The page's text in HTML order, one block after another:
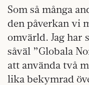
Som så många
den påverkan vi
omvärld. Jag har
såväl ”Globala
att använda två
lika bekymrad